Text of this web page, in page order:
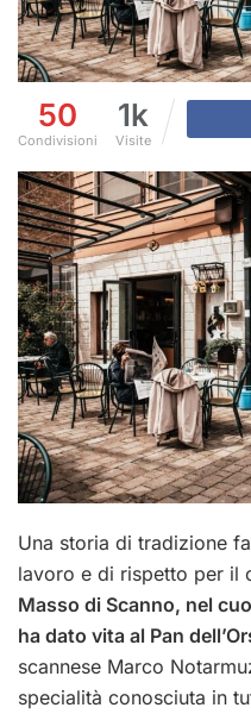
50
Condivisioni
1k
Visite
Una storia di tradizione
lavoro e di rispetto per il
Masso di Scanno, nel
ha dato vita al Pan
scannese Marco
specialità conosciuta in